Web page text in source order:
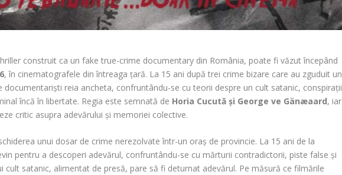
construit ca un fake true-crime documentary din România, poate fi văzut începând
, în cinematografele din întreaga țară. La 15 ani după trei crime bizare care au zguduit un
documentariști reia ancheta, confruntându-se cu teorii despre un cult satanic, conspirații
încă în libertate. Regia este semnată de Horia Cucută și George ve Gänæaard, iar
critic asupra adevărului și memoriei colective.
unui dosar de crime nerezolvate într-un oraș de provincie. La 15 ani de la
pentru a descoperi adevărul, confruntându-se cu mărturii contradictorii, piste false și
cult satanic, alimentat de presă, pare să fi deturnat adevărul. Pe măsură ce filmările